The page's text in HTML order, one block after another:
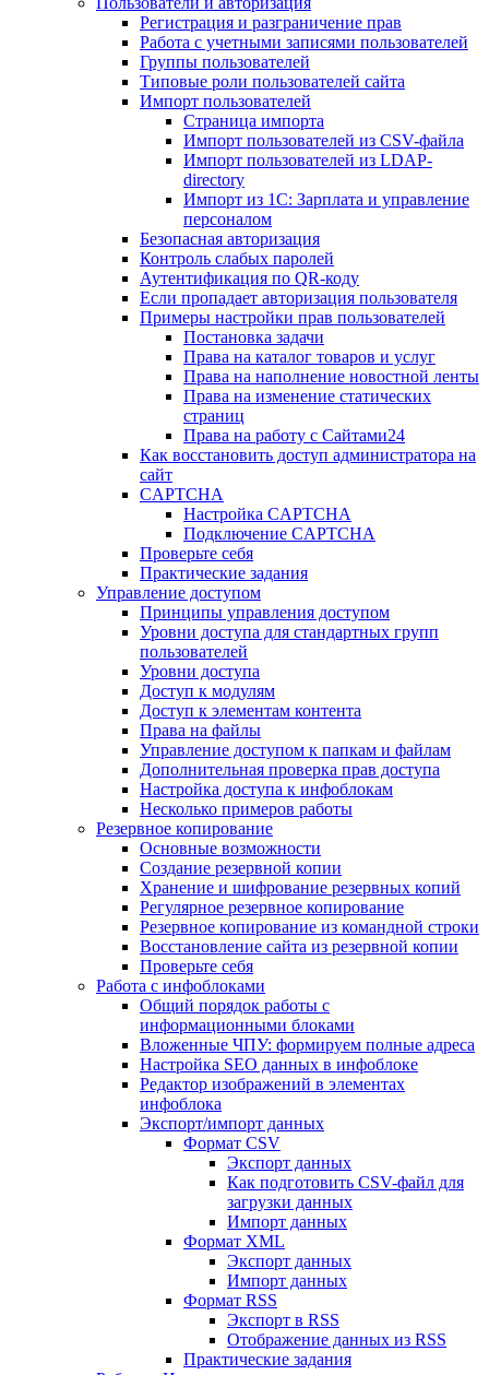
Регистрация и разграничение прав
Работа с учетными записями пользователей
Группы пользователей
Типовые роли пользователей сайта
Импорт пользователей
Страница импорта
Импорт пользователей из CSV-файла
Импорт пользователей из LDAP-
directory
Импорт из 1С: Зарплата и управление
персоналом
Безопасная авторизация
Контроль слабых паролей
Аутентификация по QR-коду
Если пропадает авторизация пользователя
Примеры настройки прав пользователей
Постановка задачи
Права на каталог товаров и услуг
Права на наполнение новостной ленты
Права на изменение статических
страниц
Права на работу с Сайтами24
Как восстановить доступ администратора на
сайт
CAPTCHA
Настройка CAPTCHA
Подключение CAPTCHA
Проверьте себя
Практические задания
Управление доступом
Принципы управления доступом
Уровни доступа для стандартных групп
пользователей
Уровни доступа
Доступ к модулям
Доступ к элементам контента
Права на файлы
Управление доступом к папкам и файлам
Дополнительная проверка прав доступа
Настройка доступа к инфоблокам
Несколько примеров работы
Резервное копирование
Основные возможности
Создание резервной копии
Хранение и шифрование резервных копий
Регулярное резервное копирование
Резервное копирование из командной строки
Восстановление сайта из резервной копии
Проверьте себя
Работа с инфоблоками
Общий порядок работы с
информационными блоками
Вложенные ЧПУ: формируем полные адреса
Настройка SEO данных в инфоблоке
Редактор изображений в элементах
инфоблока
Экспорт/импорт данных
Формат CSV
Экспорт данных
Как подготовить CSV-файл для
загрузки данных
Импорт данных
Формат XML
Экспорт данных
Импорт данных
Формат RSS
Экспорт в RSS
Отображение данных из RSS
Практические задания